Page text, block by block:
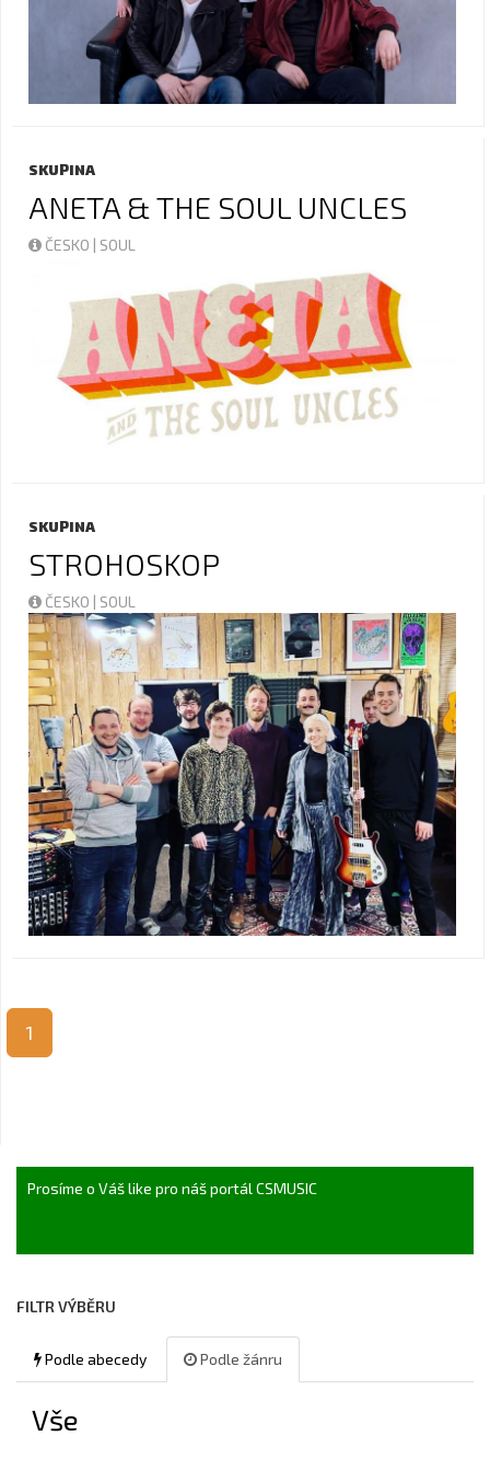
SKUPINA
ANETA & THE SOUL UNCLES
ČESKO | SOUL
SKUPINA
STROHOSKOP
ČESKO | SOUL
1
Prosíme o Váš like pro náš portál CSMUSIC
FILTR VÝBĚRU
Podle abecedy Podle žánru
Vše